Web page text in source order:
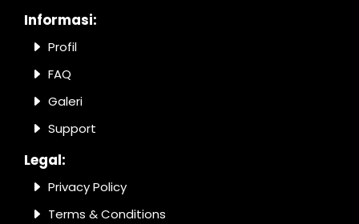
Informasi:
Profil
FAQ
Galeri
Support
Legal:
Privacy Policy
Terms & Conditions